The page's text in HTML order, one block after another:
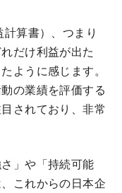
算書）、つまり
だけ利益が出た
ように感じます。
の業績を評価する
されており、非常
」や「持続可能
これからの日本企